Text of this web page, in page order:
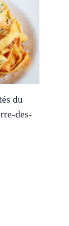
du
des-